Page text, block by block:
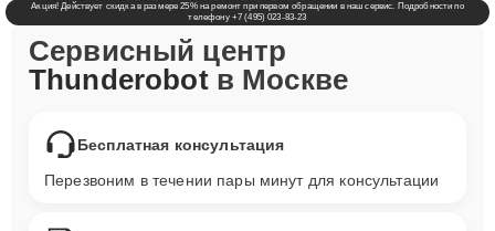
Акция! Действует скидка в размере 25% на ремонт при первом обращении в наш сервис. Подробности по
телефону +7 (495) 023-83-23
Сервисный центр
Thunderobotв Москве
Бесплатная консультация
Перезвоним в течении пары минут для консультации